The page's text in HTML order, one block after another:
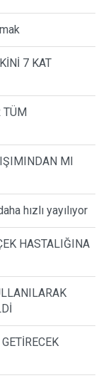
7 KAT
TÜM
MI
hızlı yayılıyor
HASTALIĞINA